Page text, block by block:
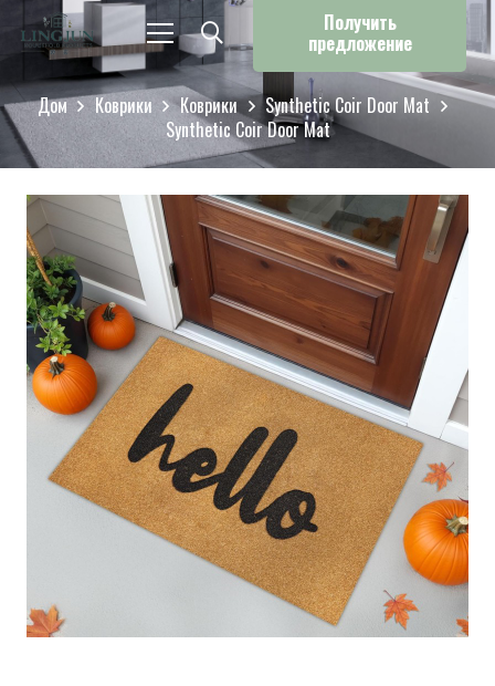
Получить
предложение
Дом Коврики Коврики
Synthetic Coir Door Mat
Synthetic Coir Door Mat